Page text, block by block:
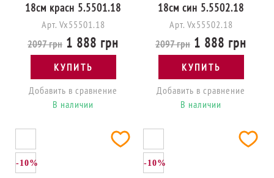
18см красн 5.5501.18
Арт. Vx55501.18
2097 грн 1 888 грн
КУПИТЬ
Добавить в сравнение
В наличии
18см син 5.5502.18
Арт. Vx55502.18
2097 грн 1 888 грн
КУПИТЬ
Добавить в сравнение
В наличии
-10% -10%